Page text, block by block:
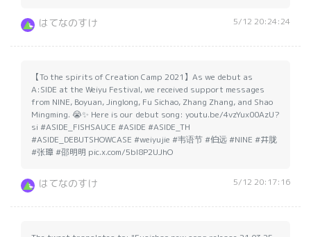
はてなのすけ 5/12 20:24:24
【To the spirits of Creation Camp 2021】As we debut as
A:SIDE at the Weiyu Festival, we received support messages
from NINE, Boyuan, Jinglong, Fu Sichao, Zhang Zhang, and Shao
Mingming. 😭✨ Here is our debut song: youtu.be/4vzYux00AzU?
si #ASIDE_FISHSAUCE #ASIDE #ASIDE_TH
#ASIDE_DEBUTSHOWCASE #weiyujie #韦语节 #伯远 #NINE #井胧
#张璋 #邵明明 pic.x.com/5bl8P2UJhO
はてなのすけ 5/12 20:17:16